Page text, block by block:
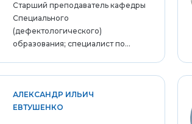
Старший преподаватель кафедры
Специального
(дефектологического)
образования; специалист по...
АЛЕКСАНДР ИЛЬИЧ
ЕВТУШЕНКО